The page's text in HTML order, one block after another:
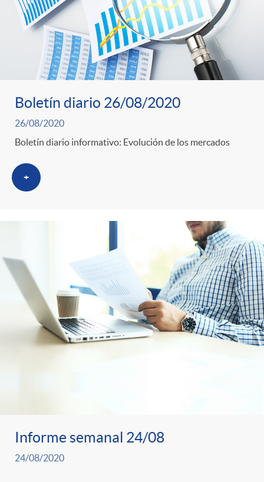
Boletín diario 26/08/2020
26/08/2020
Boletín diario informativo: Evolución de los mercados
+
Informe semanal 24/08
24/08/2020